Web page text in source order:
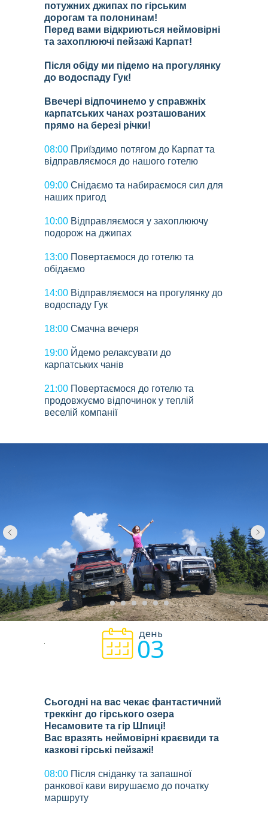
потужних джипах по гірським
дорогам та полонинам!
Перед вами відкриються неймовірні
та захоплюючі пейзажі Карпат!
Після обіду ми підемо на прогулянку
до водоспаду Гук!
Ввечері відпочинемо у справжніх
карпатських чанах розташованих
прямо на березі річки!
08:00 Приїздимо потягом до Карпат та
відправляємося до нашого готелю
09:00 Снідаємо та набираємося сил для
наших пригод
10:00 Відправляємося у захоплюючу
подорож на джипах
13:00 Повертаємося до готелю та
обідаємо
14:00 Відправляємося на прогулянку до
водоспаду Гук
18:00 Смачна вечеря
19:00 Йдемо релаксувати до
карпатських чанів
21:00 Повертаємося до готелю та
продовжуємо відпочинок у теплій
веселій компанії
Сьогодні на вас чекає фантастичний
треккінг до гірського озера
Несамовите та гір Шпиці!
Вас вразять неймовірні краєвиди та
казкові гірські пейзажі!
08:00 Після сніданку та запашної
ранкової кави вирушаємо до початку
маршруту
03
день